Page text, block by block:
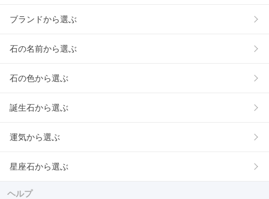
ブランドから選ぶ
石の名前から選ぶ
石の色から選ぶ
誕生石から選ぶ
運気から選ぶ
星座石から選ぶ
ヘルプ